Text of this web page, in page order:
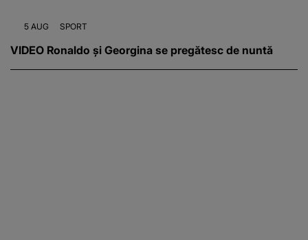
5 AUG SPORT
VIDEO Ronaldo și Georgina se pregătesc de nuntă